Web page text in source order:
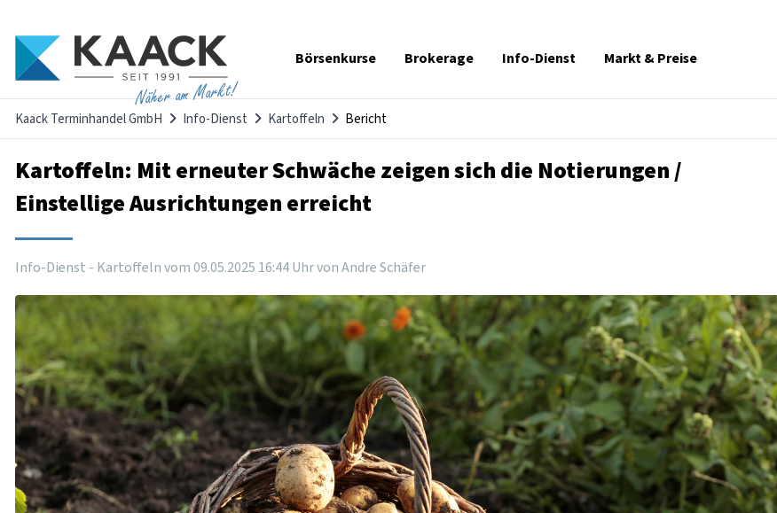
Näher am Markt!
Navigation
Börsenkurse Brokerage Info-Dienst Markt & Preise
Kaack Terminhandel GmbH Info-Dienst Kartoffeln Bericht
Kartoffeln: Mit erneuter Schwäche zeigen sich die Notierungen /
Einstellige Ausrichtungen erreicht
Info-Dienst - Kartoffeln vom09.05.2025 16:44Uhrvon Andre Schäfer